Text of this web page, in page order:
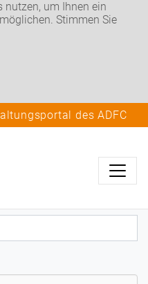
nutzen, um Ihnen ein
Stimmen Sie
des ADFC